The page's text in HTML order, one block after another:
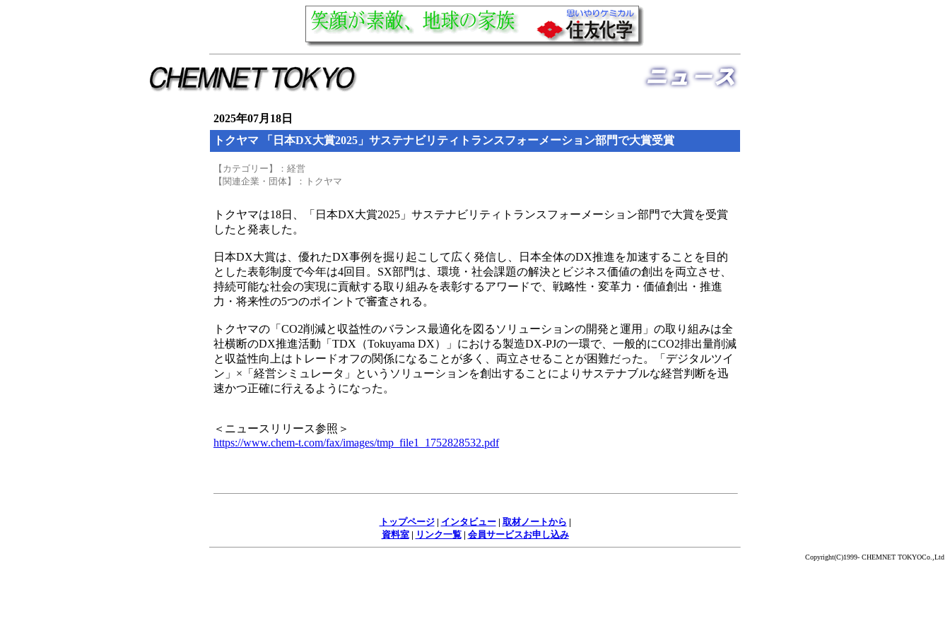
2025年07月18日
トクヤマ 「日本DX大賞2025」サステナビリティトランスフォーメーション部門で大賞受賞
【カテゴリー】：経営
【関連企業・団体】：トクヤマ
トクヤマは18日、「日本DX大賞2025」サステナビリティトランスフォーメーション部門で大賞を受賞
したと発表した。
日本DX大賞は、優れたDX事例を掘り起こして広く発信し、日本全体のDX推進を加速することを目的
とした表彰制度で今年は4回目。SX部門は、環境・社会課題の解決とビジネス価値の創出を両立させ、
持続可能な社会の実現に貢献する取り組みを表彰するアワードで、戦略性・変革力・価値創出・推進
力・将来性の5つのポイントで審査される。
トクヤマの「CO2削減と収益性のバランス最適化を図るソリューションの開発と運用」の取り組みは全
社横断のDX推進活動「TDX（Tokuyama DX）」における製造DX-PJの一環で、一般的にCO2排出量削減
と収益性向上はトレードオフの関係になることが多く、両立させることが困難だった。「デジタルツイ
ン」×「経営シミュレータ」というソリューションを創出することによりサステナブルな経営判断を迅
速かつ正確に行えるようになった。
＜ニュースリリース参照＞
https://www.chem-t.com/fax/images/tmp_file1_1752828532.pdf
トップページ| インタビュー| 取材ノートから |
資料室| リンク一覧| 会員サービスお申し込み
Copyright(C)1999- CHEMNET TOKYOCo.,Ltd